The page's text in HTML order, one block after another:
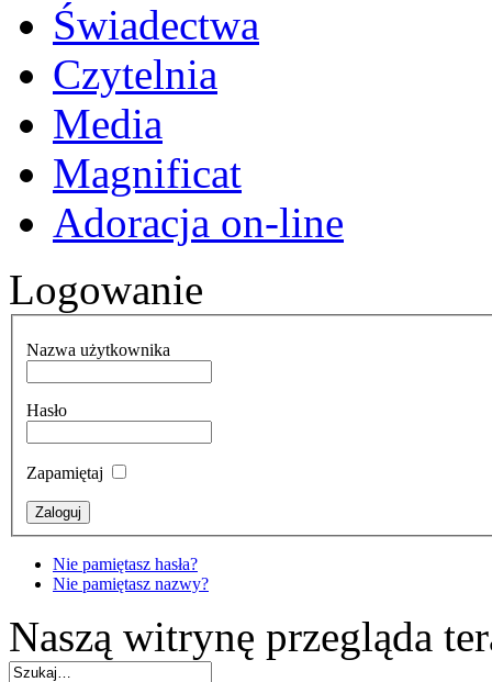
Świadectwa
Czytelnia
Media
Magnificat
Adoracja on-line
Logowanie
Nazwa użytkownika
Hasło
Zapamiętaj
Nie pamiętasz hasła?
Nie pamiętasz nazwy?
Naszą witrynę przegląda